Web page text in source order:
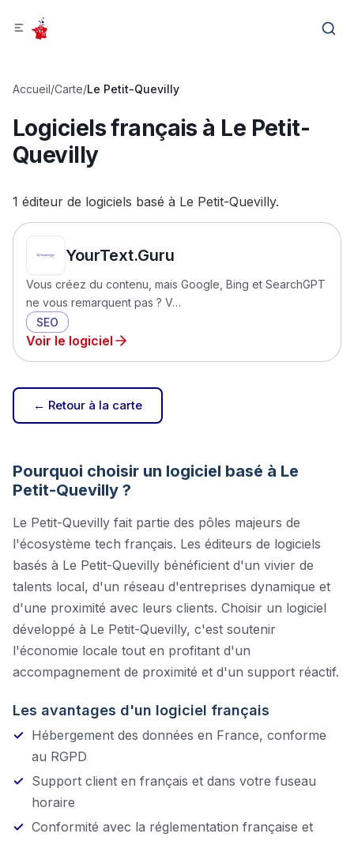
Accueil/Carte/Le Petit-Quevilly
Logiciels français à Le Petit-
Quevilly
1 éditeur de logiciels basé à Le Petit-Quevilly.
YourText.Guru
Vous créez du contenu, mais Google, Bing et SearchGPT
ne vous remarquent pas ? V…
SEO
Voir le logiciel
← Retour à la carte
Pourquoi choisir un logiciel basé à Le
Petit-Quevilly ?
Le Petit-Quevilly fait partie des pôles majeurs de
l'écosystème tech français. Les éditeurs de logiciels
basés à Le Petit-Quevilly bénéficient d'un vivier de
talents local, d'un réseau d'entreprises dynamique et
d'une proximité avec leurs clients. Choisir un logiciel
développé à Le Petit-Quevilly, c'est soutenir
l'économie locale tout en profitant d'un
accompagnement de proximité et d'un support réactif.
Les avantages d'un logiciel français
Hébergement des données en France, conforme
au RGPD
Support client en français et dans votre fuseau
horaire
Conformité avec la réglementation française et